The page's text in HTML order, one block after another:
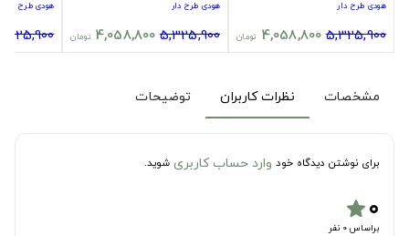
هودی طرح دار
5,325,900
4,058,800 تومان
هودی طرح دار
5,325,900
4,058,800 تومان
هودی طرح دار
مشخصات نظرات کاربران توضیحات
برای نوشتن دیدگاه خود وارد حساب کاربری شوید.
۰star
براساس 0 نفر